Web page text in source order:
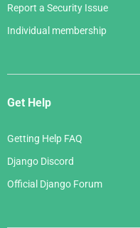
Report a Security Issue
Individual membership
Get Help
Getting Help FAQ
Django Discord
Official Django Forum